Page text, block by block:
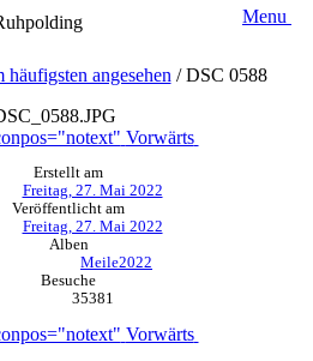
Menu
häufigsten angesehen /DSC 0588
Vorwärts
Erstellt am
Freitag, 27. Mai 2022
Veröffentlicht am
Freitag, 27. Mai 2022
Alben
Meile2022
Besuche
35381
Vorwärts